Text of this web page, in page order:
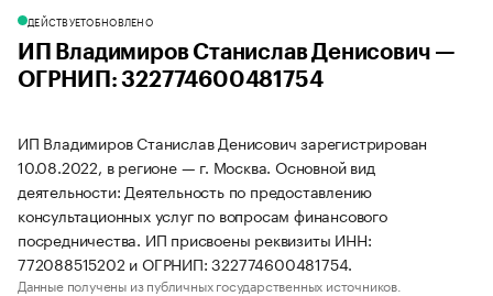
ДЕЙСТВУЕТОБНОВЛЕНО
ИП Владимиров Станислав Денисович —
ОГРНИП: 322774600481754
ИП Владимиров Станислав Денисович зарегистрирован
10.08.2022, в регионе — г. Москва. Основной вид
деятельности: Деятельность по предоставлению
консультационных услуг по вопросам финансового
посредничества. ИП присвоены реквизиты ИНН:
772088515202 и ОГРНИП: 322774600481754.
Данные получены из публичных государственных источников.